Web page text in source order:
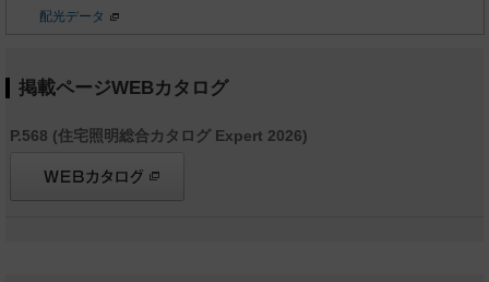
配光データ
掲載ページWEBカタログ
P.568 (住宅照明総合カタログ Expert 2026)